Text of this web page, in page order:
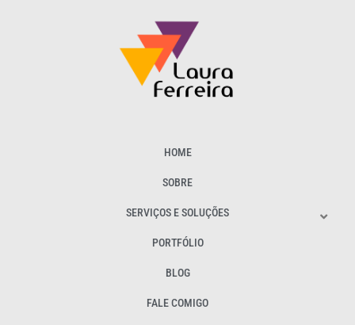
HOME
SOBRE
SERVIÇOS E SOLUÇÕES
PORTFÓLIO
BLOG
FALE COMIGO